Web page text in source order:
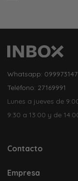
Whatsapp: 099973147
Teléfono: 27169991
Lunes a jueves de
9:30 a 13:00 y de
Contacto
Empresa